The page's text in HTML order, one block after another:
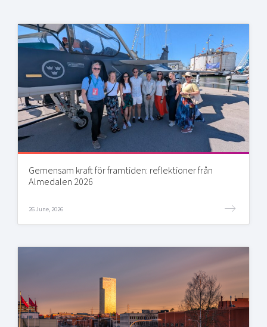
Gemensam kraft för framtiden: reflektioner från
Almedalen 2026
26 June, 2026